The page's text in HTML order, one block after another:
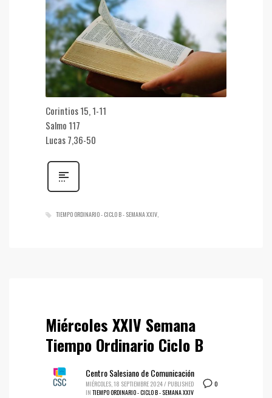
Corintios 15, 1-11
Salmo 117
Lucas 7,36-50
TIEMPO ORDINARIO - CICLO B - SEMANA XXIV
Miércoles XXIV Semana
Tiempo Ordinario Ciclo B
0
Centro Salesiano de Comunicación
MIÉRCOLES, 18 SEPTIEMBRE 2024/ PUBLISHED
IN TIEMPO ORDINARIO - CICLO B - SEMANA XXIV